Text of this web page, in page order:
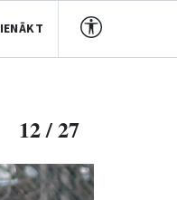
IENĀKT
12 / 27